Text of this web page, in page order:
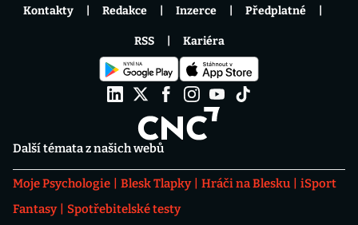
Další témata z našich webů
Moje Psychologie Blesk Tlapky Hráči na Blesku
iSport
Fantasy
Spotřebitelské testy
Kontakty Redakce Inzerce Předplatné
RSS Kariéra